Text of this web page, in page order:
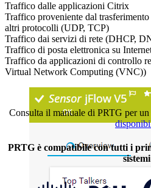
Traffico dalle applicazioni Citrix
Traffico proveniente dal
altri protocolli (UDP, TCP)
Traffico dai servizi di rete (DHCP,
Traffico di posta elettronica su
Traffico da applicazioni di controllo
Virtual Network Computing (VNC))
Consulta il manuale di PRTG per un
PRTG è compatibile con tutti i
sistemi